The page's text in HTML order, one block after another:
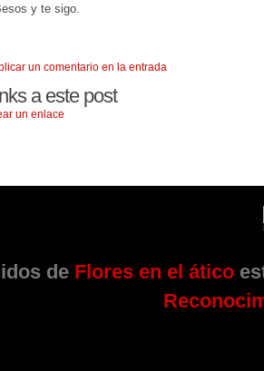
y te sigo.
un comentario en la entrada
a este post
un enlace
de Flores en el ático